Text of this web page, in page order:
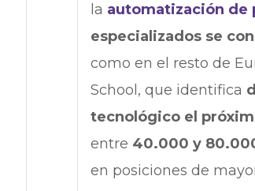
la automatización de
especializados se
como en el resto de
School, que identifica
tecnológico el
entre 40.000 y
en posiciones de